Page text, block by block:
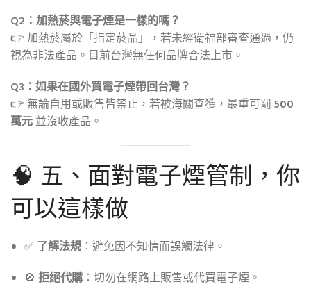
Q2：加熱菸與電子煙是一樣的嗎？
👉 加熱菸屬於「指定菸品」，若未經衛福部審查通過，仍
視為非法產品。目前台灣無任何品牌合法上市。
Q3：如果在國外買電子煙帶回台灣？
👉 無論自用或販售皆禁止，若被海關查獲，最重可罰500
萬元並沒收產品。
🧠 五、面對電子煙管制，你
可以這樣做
✅ 了解法規 ：避免因不知情而誤觸法律。
🚫 拒絕代購 ：切勿在網路上販售或代買電子煙。